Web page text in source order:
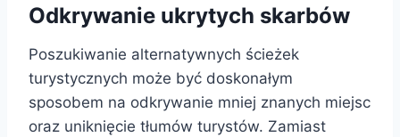
Odkrywanie ukrytych skarbów
Poszukiwanie alternatywnych ścieżek
turystycznych może być doskonałym
sposobem na odkrywanie mniej znanych miejsc
oraz uniknięcie tłumów turystów. Zamiast